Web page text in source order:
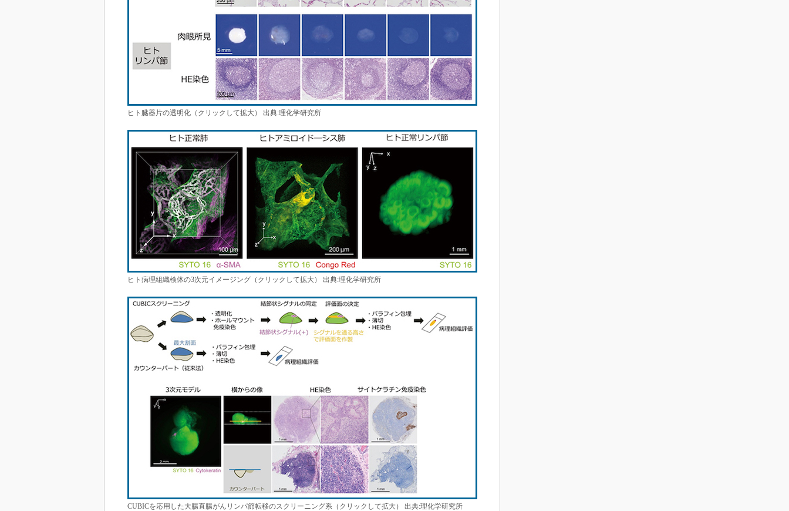
ヒト臓器片の透明化（クリックして拡大） 出典:理化学研究所
ヒト病理組織検体の3次元イメージング（クリックして拡大） 出典:理化学研究所
CUBICを応用した大腸直腸がんリンパ節転移のスクリーニング系（クリックして拡大） 出典:理化学研究所